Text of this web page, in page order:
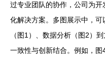
过专业团队的协作，公司为
化解决方案。多图展示中，
（图1）、数据分析（图2）
一致性与创新结合。例如，